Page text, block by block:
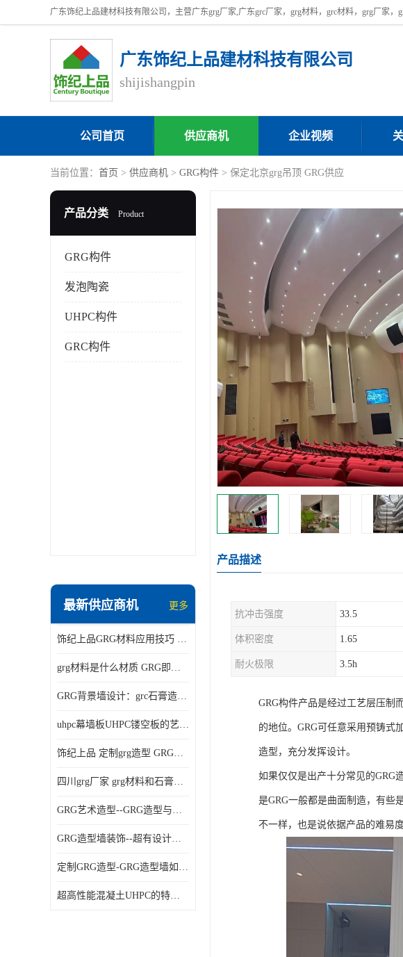
广东饰纪上品建材科技有限公司
shijishangpin
公司首页 供应商机 企业视频
当前位置： 首页 > 供应商机 > GRG构件 > 保定北京grg吊顶 GRG供应
产品分类 Product
GRG构件
发泡陶瓷
UHPC构件
GRC构件
最新供应商机 更多
饰纪上品GRG材料应用技巧 如何在工程中实现装饰效果
grg材料是什么材质 GRG即玻璃纤维增强石膏
GRG背景墙设计：grc石膏造型的创意灵感集
uhpc幕墙板UHPC镂空板的艺术：UHPC材质的革新力量
饰纪上品 定制grg造型 GRG吊材料特性与厚度
四川grg厂家 grg材料和石膏的区别
GRG艺术造型--GRG造型与会展中心装饰空间的**碰撞
GRG造型墙装饰--超有设计感的网红打卡餐厅GRG造型墙面
定制GRG造型-GRG造型墙如何上颜色
超高性能混凝土UHPC的特点和UHPC技术要求
产品描述
抗冲击强度 33.5
体积密度 1.65
耐火极限 3.5h
GRG构件产品是经过工艺层压制
的地位。GRG可任意采用预铸式
造型，充分发挥设计。
如果仅仅是出产十分常见的GRG
是GRG一般都是曲面制造，有些
不一样，也是说依据产品的难易